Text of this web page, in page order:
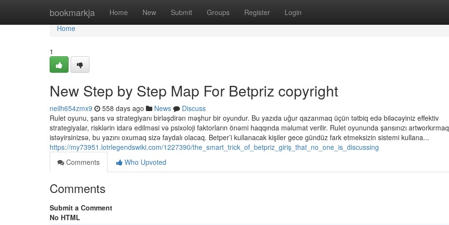
bookmarkja Home New Submit Groups Register Login
Home
Home
1
New Step by Step Map For Betpriz copyright
neilh654zmx9 558 days ago News
Discuss
Rulet oyunu, şans və strategiyanı birləşdirən məşhur bir oyundur. Bu yazıda uğur qazanmaq üçün tətbiq edə biləcəyiniz effektiv
strategiyalar, risklərin idarə edilməsi və psixoloji faktorların önəmi haqqında məlumat verilir. Rulet oyununda şansınızı artworkırmaq
istəyirsinizsə, bu yazını oxumaq sizə faydalı olacaq. Betper’i kullanacak kişiler gece gündüz fark etmeksizin sistemi kullana...
https://my73951.lotrlegendswiki.com/1227390/the_smart_trick_of_betpriz_giriş_that_no_one_is_discussing
Comments
Who Upvoted
Comments
Submit a Comment
No HTML